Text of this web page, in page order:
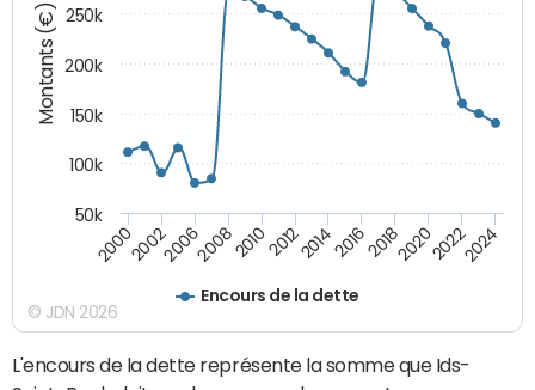
Montants (€)
Encours de la dette
200020022006200820102012201420162018202020222024
50k
100k
150k
200k
250k
© JDN 2026
L'encours de la dette représente la somme que Ids-